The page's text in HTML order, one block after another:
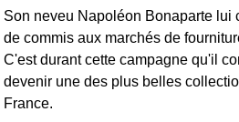
Son neveu Napoléon Bonaparte lui
de commis aux marchés de
C'est durant cette campagne qu'il
devenir une des plus belles
France.